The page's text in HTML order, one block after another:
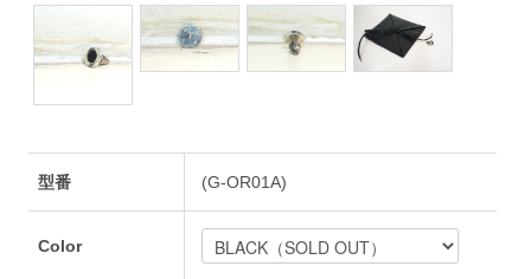
型番 (G-OR01A)
Color